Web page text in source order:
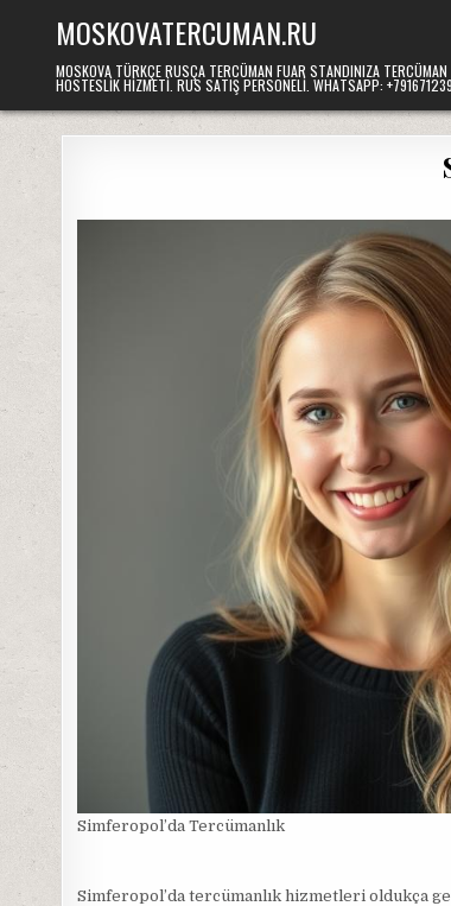
MOSKOVATERCUMAN.RU
MOSKOVA TÜRKÇE RUSÇA TERCÜMAN FUAR STANDINIZA TERCÜMAN
HOSTESLIK HIZMETI. RUS SATIŞ PERSONELI. WHATSAPP:
Simferopol’da Tercümanlık
Simferopol’da tercümanlık hizmetleri oldukça